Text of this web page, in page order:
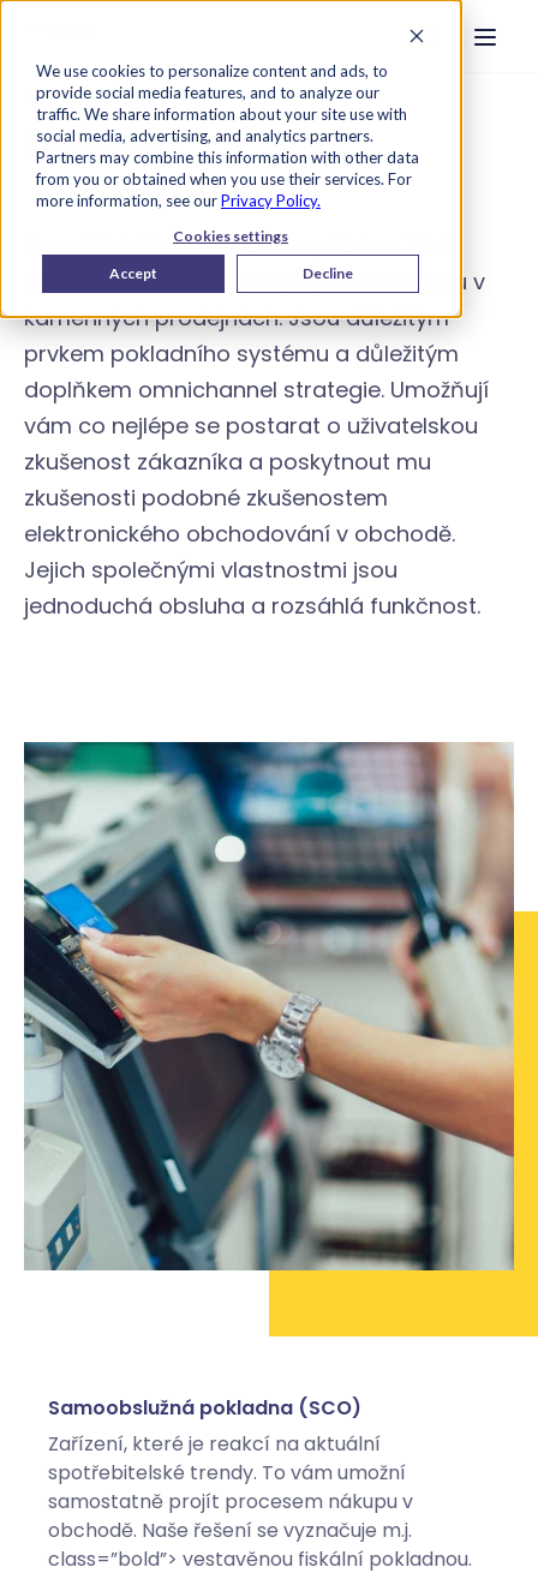
We use cookies to personalize content and ads, to
provide social media features, and to analyze our
traffic. We share information about your site use with
social media, advertising, and analytics partners.
Partners may combine this information with other data
from you or obtained when you use their services. For
more information, see ourPrivacy Policy.
Cookies settings
Accept Decline
Szukaj na
Nabídka Zařízení
Zařízení
Kromě fiskálních tiskáren vyrábíme i jiná
zařízení pro podporu prodejního procesu v
kamenných prodejnách. Jsou důležitým
prvkem pokladního systému a důležitým
doplňkem omnichannel strategie. Umožňují
vám co nejlépe se postarat o uživatelskou
zkušenost zákazníka a poskytnout mu
zkušenosti podobné zkušenostem
elektronického obchodování v obchodě.
Jejich společnými vlastnostmi jsou
jednoduchá obsluha a rozsáhlá funkčnost.
Samoobslužná pokladna (SCO)
Zařízení, které je reakcí na aktuální
spotřebitelské trendy. To vám umožní
samostatně projít procesem nákupu v
obchodě. Naše řešení se vyznačuje m.j.
class=”bold”> vestavěnou fiskální pokladnou.